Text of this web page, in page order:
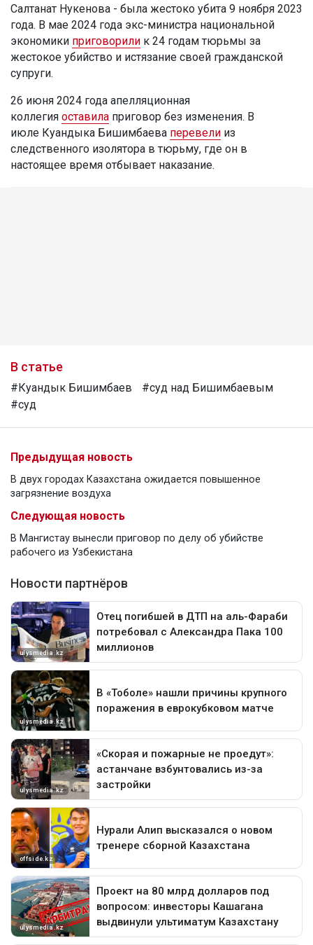
Салтанат Нукенова - была жестоко убита 9 ноября 2023
года. В мае 2024 года экс-министра национальной
экономики приговорили к 24 годам тюрьмы за
жестокое убийство и истязание своей гражданской
супруги.
26 июня 2024 года апелляционная
коллегия оставила приговор без изменения. В
июле Куандыка Бишимбаева перевели из
следственного изолятора в тюрьму, где он в
настоящее время отбывает наказание.
В статье
#Куандык Бишимбаев
#суд над Бишимбаевым
#суд
Предыдущая новость
В двух городах Казахстана ожидается повышенное
загрязнение воздуха
Следующая новость
В Мангистау вынесли приговор по делу об убийстве
рабочего из Узбекистана